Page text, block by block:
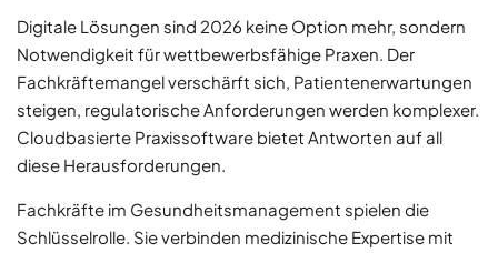
Digitale Lösungen sind 2026 keine Option mehr, sondern
Notwendigkeit für wettbewerbsfähige Praxen. Der
Fachkräftemangel verschärft sich, Patientenerwartungen
steigen, regulatorische Anforderungen werden komplexer.
Cloudbasierte Praxissoftware bietet Antworten auf all
diese Herausforderungen.
Fachkräfte im Gesundheitsmanagement spielen die
Schlüsselrolle. Sie verbinden medizinische Expertise mit